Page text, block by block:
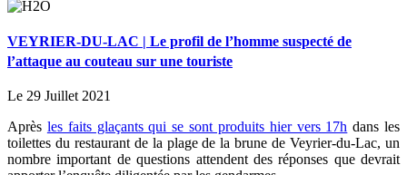
VEYRIER-DU-LAC | Le profil de l’homme suspecté de
l’attaque au couteau sur une touriste
Le 29 Juillet 2021
Après les faits glaçants qui se sont produits hier vers 17h dans les
toilettes du restaurant de la plage de la brune de Veyrier-du-Lac, un
nombre important de questions attendent des réponses que devrait